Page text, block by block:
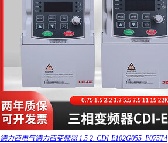
德力西电气德力西变频器 1.5 2. CDI-E102G055_P075T4